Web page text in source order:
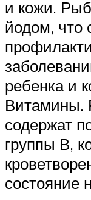
и кожи.
йодом, что
ребенка и
Витамины.
содержат
группы В,
состояние